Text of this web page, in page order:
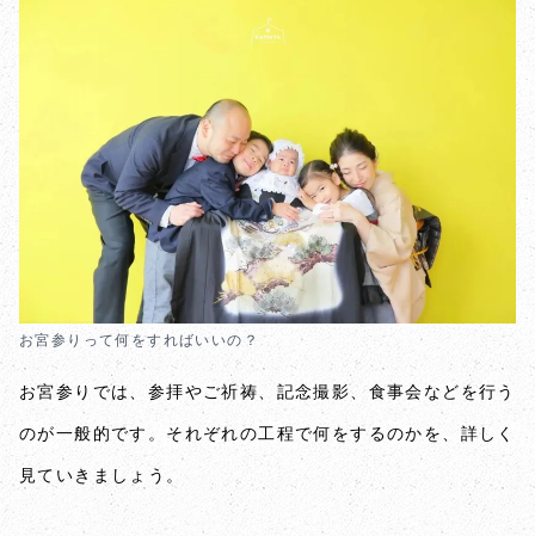
お宮参りって何をすればいいの？
お宮参りでは、参拝やご祈祷、記念撮影、食事会などを行う
のが一般的です。それぞれの工程で何をするのかを、詳しく
見ていきましょう。